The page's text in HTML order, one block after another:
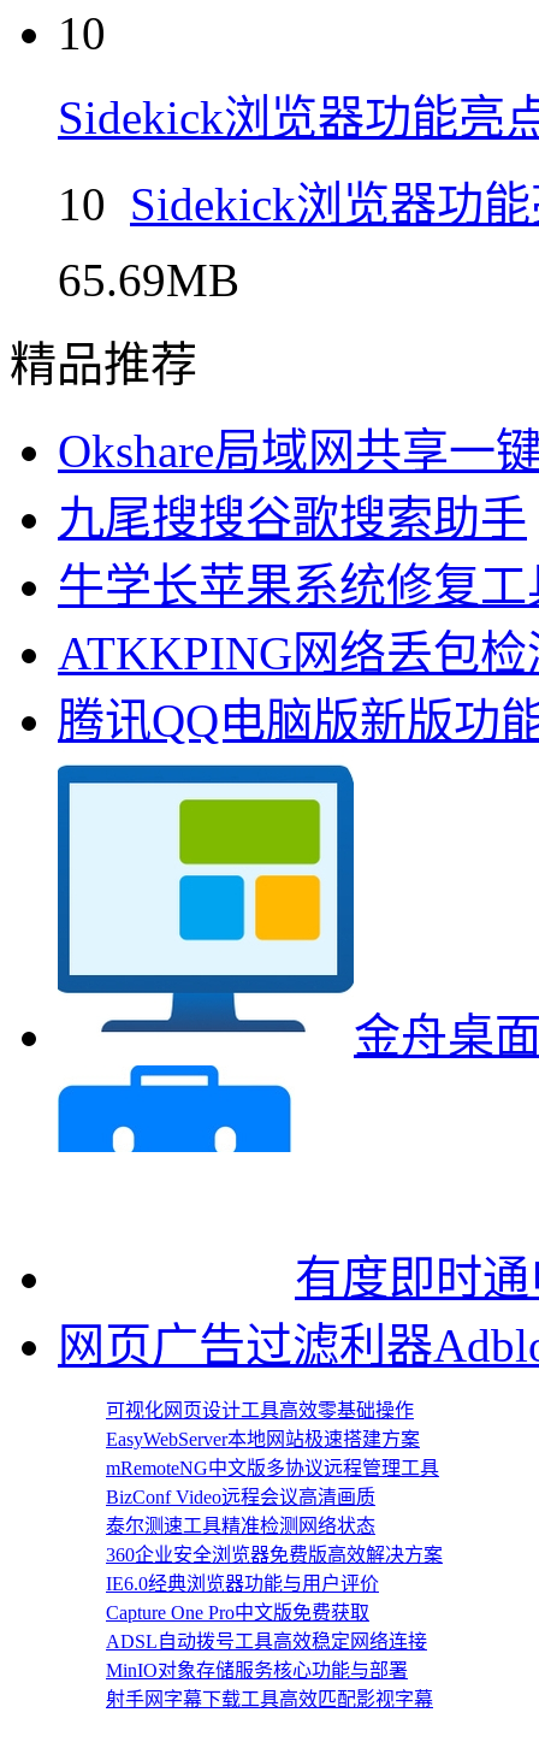
10
Sidekick浏览器功能亮
10 Sidekick浏览器功
65.69MB
精品推荐
Okshare局域网共享一
九尾搜搜谷歌搜索助手
牛学长苹果系统修复
ATKKPING网络丢包
腾讯QQ电脑版新版功
金舟桌
有度即时
网页广告过滤利器
可视化网页设计工具高效零基础操作
EasyWebServer本地网站极速搭建方案
mRemoteNG中文版多协议远程管理工具
BizConf Video远程会议高清画质
泰尔测速工具精准检测网络状态
360企业安全浏览器免费版高效解决方案
IE6.0经典浏览器功能与用户评价
Capture One Pro中文版免费获取
ADSL自动拨号工具高效稳定网络连接
MinIO对象存储服务核心功能与部署
射手网字幕下载工具高效匹配影视字幕